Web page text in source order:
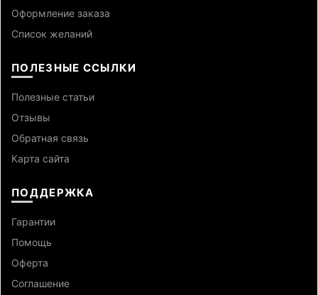
Оформление заказа
Список желаний
ПОЛЕЗНЫЕ ССЫЛКИ
Полезные статьи
Отзывы
Обратная связь
Карта сайта
ПОДДЕРЖКА
Гарантии
Помощь
Оферта
Cоглашение